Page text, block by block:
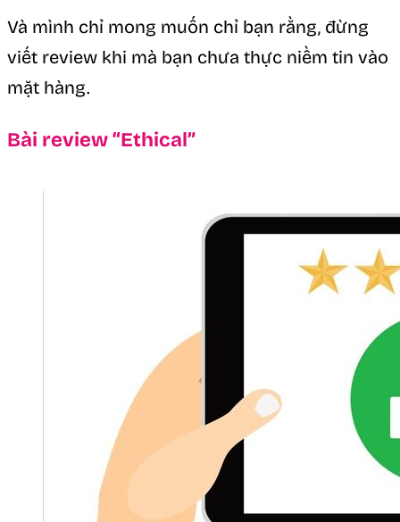
Và mình chỉ mong muốn chỉ bạn rằng, đừng
viết review khi mà bạn chưa thực niềm tin vào
mặt hàng.
Bài review “Ethical”